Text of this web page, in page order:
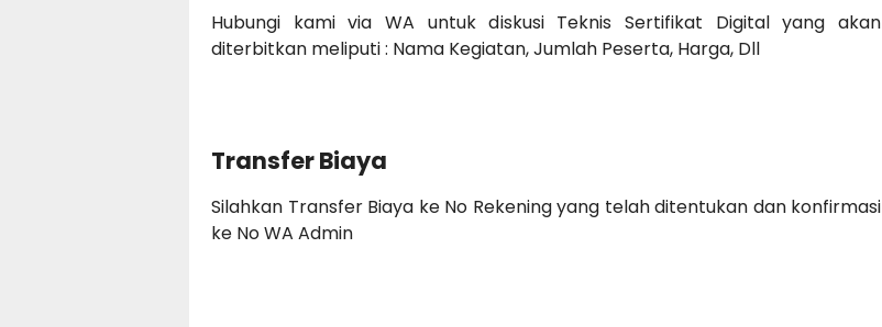
Hubungi kami via WA untuk diskusi Teknis Sertifikat Digital yang akan
diterbitkan meliputi : Nama Kegiatan, Jumlah Peserta, Harga, Dll
Transfer Biaya
Silahkan Transfer Biaya ke No Rekening yang telah ditentukan dan konfirmasi
ke No WA Admin